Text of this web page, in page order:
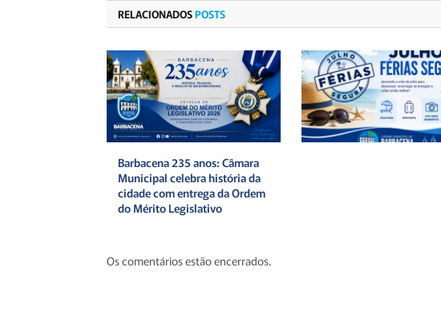
RELACIONADOSPOSTS
Barbacena 235 anos: Câmara
Municipal celebra história da
cidade com entrega da Ordem
do Mérito Legislativo
Os comentários estão encerrados.